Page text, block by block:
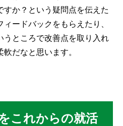
すか？という疑問点を伝えた
ードバックをもらえたり、
うところで改善点を取り入れ
だなと思います。
これからの就活